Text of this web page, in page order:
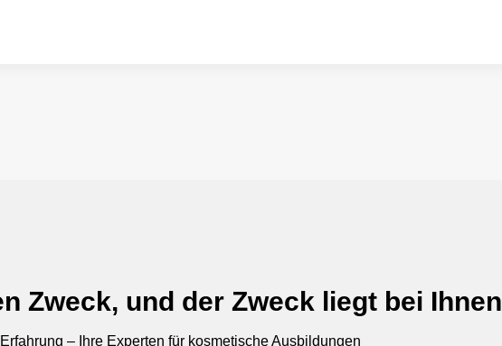
Zweck, und der Zweck liegt bei Ihnen
– Ihre Experten für kosmetische Ausbildungen